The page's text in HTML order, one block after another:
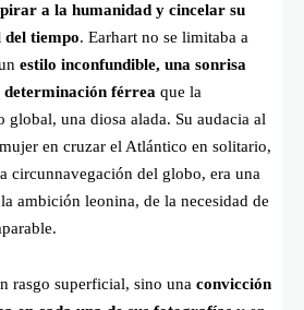
a la humanidad y cincelar su
tiempo. Earhart no se limitaba a
estilo inconfundible, una sonrisa
determinación férrea que la
global, una diosa alada. Su audacia al
en cruzar el Atlántico en solitario,
circunnavegación del globo, era una
ambición leonina, de la necesidad de
rasgo superficial, sino una convicción